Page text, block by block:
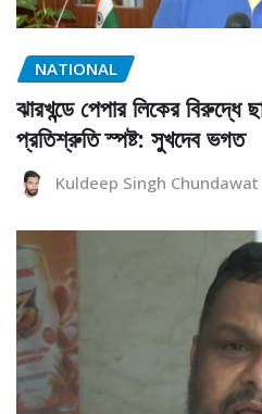
NATIONAL
ঝারখন্ডে পেপার লিকের বিরুদ্ধে
প্রতিশ্রুতি স্পষ্ট: সুখদেব ভগত
Kuldeep Singh Chundawat